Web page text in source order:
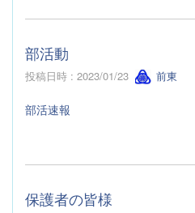
部活動
投稿日時 : 2023/01/23 前東
部活速報
保護者の皆様